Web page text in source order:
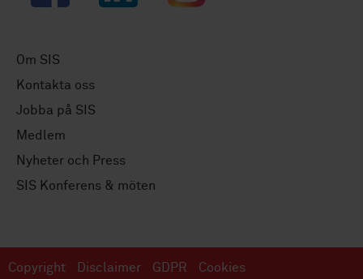
Om SIS
Kontakta oss
Jobba på SIS
Medlem
Nyheter och Press
SIS Konferens & möten
Copyright Disclaimer GDPR Cookies